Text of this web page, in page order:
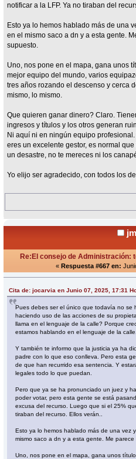
notificar a la LFP. Ya no tiraban del
Esto ya lo hemos hablado más de una
en el mismo saco a dn y a esta gente.
supuesto.
Uno, nos pone en el mapa, gana unos
mejor equipo del mundo, varios
tres años rozando el descenso y cerca
mismo, lo mismo.
Que quieren ganar dinero? Claro.
ingresos y títulos y los otros generan
Ni aquí ni en ningún equipo
eres un excelente gestor, es normal
un desastre, no te mereces ni los
Yo elijo ser agradecido, con todos los
Re:El consejo de Administración:
« Respuesta #667 en:
Cita de: jocarvia en Junio 07, 2025, 17:31
Pues debes ser el único que todavía no se
haciendo uso de las acciones de su
llama en el lenguaje de la calle? Porque
estamos hablando en el lenguaje de la calle.
Y también te informo que la justicia ya ha
padre con lo que eso conlleva. Pero esta
de que han recurrido esa sentencia. Y
legales todo lo que puedan.
Pero que ya se ha pronunciado un juez y
poder votar, pero esta gente se está
excusa del recurso. Luego que si el 25%
tiraban del recurso. Ellos verán..
Esto ya lo hemos hablado más de una vez
mismo saco a dn y a esta gente. Me
Uno, nos pone en el mapa, gana unos